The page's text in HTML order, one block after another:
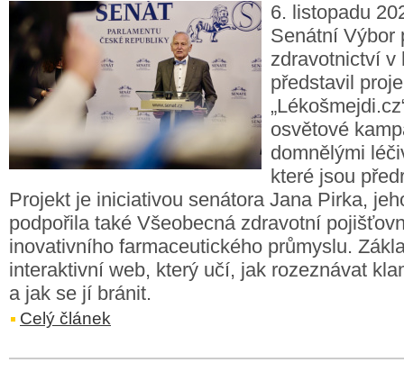
6. listopadu
Senátní Výbor
zdravotnictví v
představil
osvětové
domnělými
které jsou
Projekt je iniciativou senátora Jana Pirka,
podpořila také Všeobecná zdravotní
inovativního farmaceutického průmyslu.
interaktivní web, který učí, jak rozeznávat
a jak se jí bránit.
Celý článek